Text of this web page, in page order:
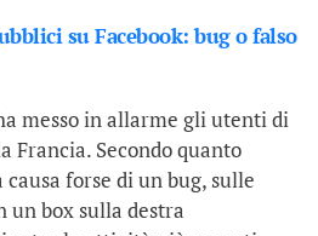
su Facebook: bug o falso
messo in allarme gli utenti di
Francia. Secondo quanto
forse di un bug, sulle
un box sulla destra